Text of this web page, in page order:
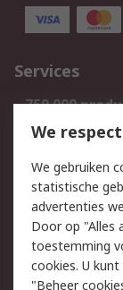
Services
750.000
Bestellen
Track &
Wettelijk
Cookiebeleid
Privacybeleid
We
We gebruiken
statistische
advertenties
Door op "Alles
toestemming
cookies. U
"Beheer